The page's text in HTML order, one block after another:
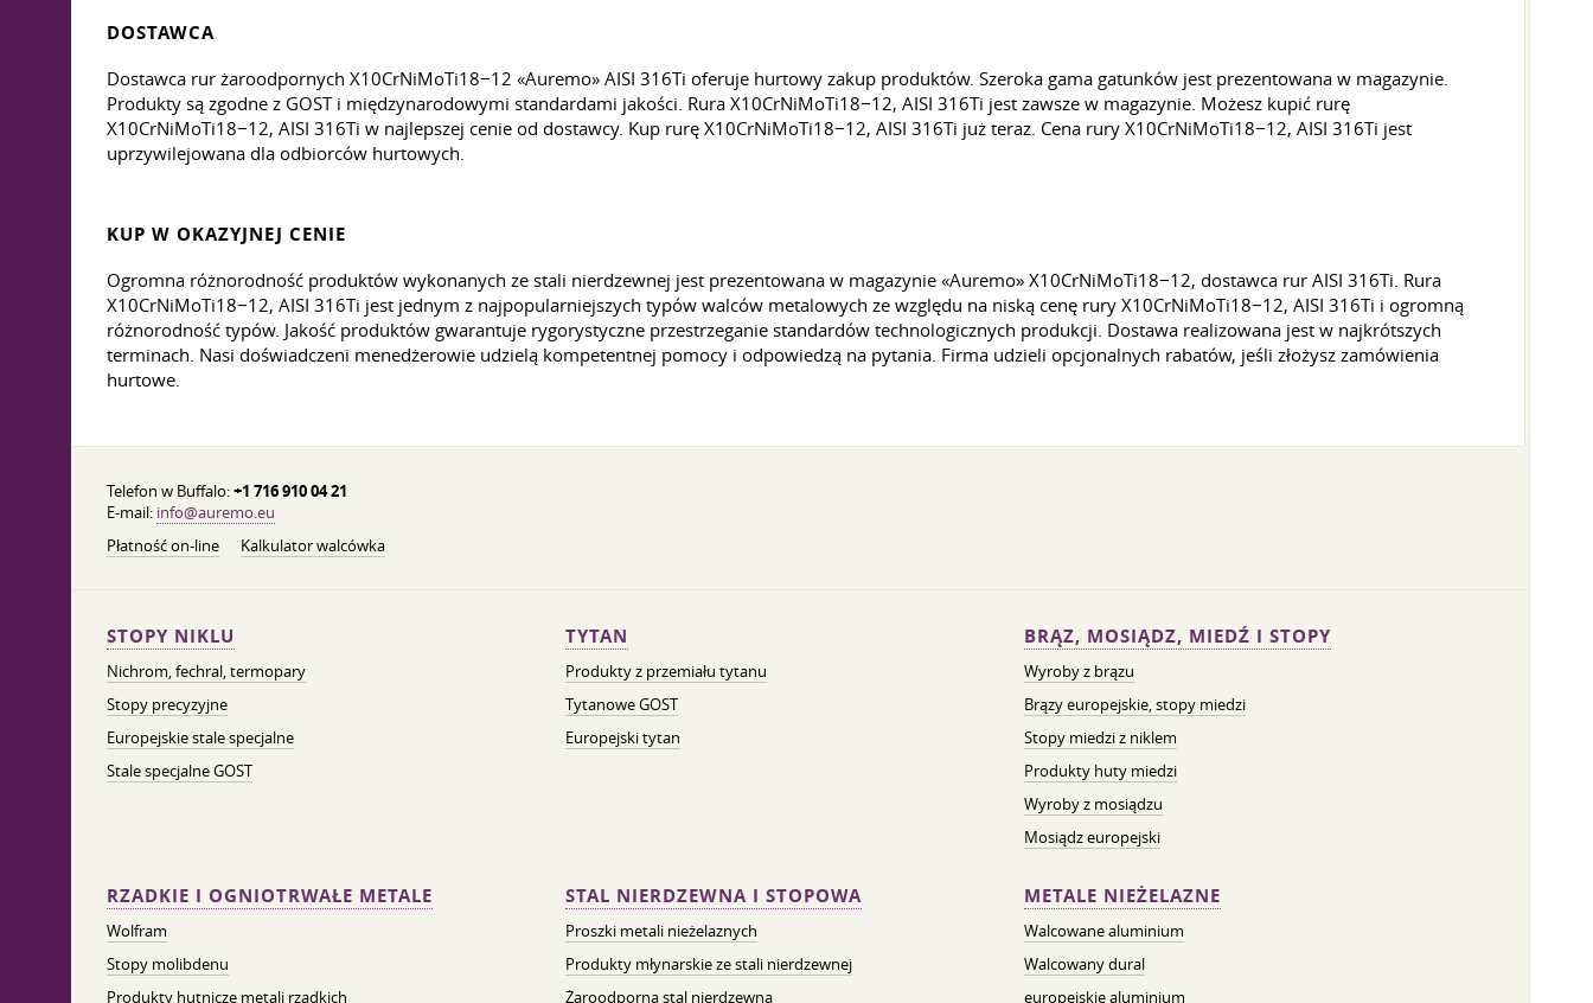
DOSTAWCA
Dostawca rur żaroodpornych X10CrNiMoTi18−12 «Auremo» AISI 316Ti oferuje hurtowy zakup produktów. Szeroka gama gatunków jest prezentowana w magazynie.
Produkty są zgodne z GOST i międzynarodowymi standardami jakości. Rura X10CrNiMoTi18−12, AISI 316Ti jest zawsze w magazynie. Możesz kupić rurę
X10CrNiMoTi18−12, AISI 316Ti w najlepszej cenie od dostawcy. Kup rurę X10CrNiMoTi18−12, AISI 316Ti już teraz. Cena rury X10CrNiMoTi18−12, AISI 316Ti jest
uprzywilejowana dla odbiorców hurtowych.
KUP W OKAZYJNEJ CENIE
Ogromna różnorodność produktów wykonanych ze stali nierdzewnej jest prezentowana w magazynie «Auremo» X10CrNiMoTi18−12, dostawca rur AISI 316Ti. Rura
X10CrNiMoTi18−12, AISI 316Ti jest jednym z najpopularniejszych typów walców metalowych ze względu na niską cenę rury X10CrNiMoTi18−12, AISI 316Ti i ogromną
różnorodność typów. Jakość produktów gwarantuje rygorystyczne przestrzeganie standardów technologicznych produkcji. Dostawa realizowana jest w najkrótszych
terminach. Nasi doświadczeni menedżerowie udzielą kompetentnej pomocy i odpowiedzą na pytania. Firma udzieli opcjonalnych rabatów, jeśli złożysz zamówienia
hurtowe.
Telefon w Buffalo:+1 716 910 04 21
E-mail: info@auremo.eu
Płatność on-line
Kalkulator walcówka
STOPY NIKLU
Nichrom, fechral, termopary
Stopy precyzyjne
Europejskie stale specjalne
Stale specjalne GOST
TYTAN
Produkty z przemiału tytanu
Tytanowe GOST
Europejski tytan
BRĄZ, MOSIĄDZ, MIEDŹ I STOPY
Wyroby z brązu
Brązy europejskie, stopy miedzi
Stopy miedzi z niklem
Produkty huty miedzi
Wyroby z mosiądzu
Mosiądz europejski
RZADKIE I OGNIOTRWAŁE METALE
Wolfram
Stopy molibdenu
Produkty hutnicze metali rzadkich
STAL NIERDZEWNA I STOPOWA
Proszki metali nieżelaznych
Produkty młynarskie ze stali nierdzewnej
Żaroodporna stal nierdzewna
METALE NIEŻELAZNE
Walcowane aluminium
Walcowany dural
europejskie aluminium